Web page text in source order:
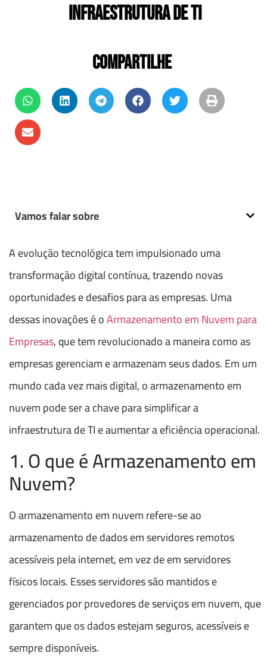
Infraestrutura de TI
COMPARTILHE
Vamos falar sobre
A evolução tecnológica tem impulsionado uma
transformação digital contínua, trazendo novas
oportunidades e desafios para as empresas. Uma
dessas inovações é oArmazenamento em Nuvem para
Empresas, que tem revolucionado a maneira como as
empresas gerenciam e armazenam seus dados. Em um
mundo cada vez mais digital, o armazenamento em
nuvem pode ser a chave para simplificar a
infraestrutura de TI e aumentar a eficiência operacional.
1. O que é Armazenamento em
Nuvem?
O armazenamento em nuvem refere-se ao
armazenamento de dados em servidores remotos
acessíveis pela internet, em vez de em servidores
físicos locais. Esses servidores são mantidos e
gerenciados por provedores de serviços em nuvem, que
garantem que os dados estejam seguros, acessíveis e
sempre disponíveis.